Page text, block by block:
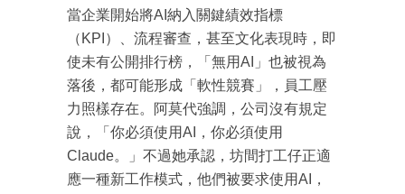
當企業開始將AI納入關鍵績效指標
（KPI）、流程審查，甚至文化表現時，即
使未有公開排行榜，「無用AI」也被視為
落後，都可能形成「軟性競賽」，員工壓
力照樣存在。阿莫代強調，公司沒有規定
說，「你必須使用AI，你必須使用
Claude。」不過她承認，坊間打工仔正適
應一種新工作模式，他們被要求使用AI，